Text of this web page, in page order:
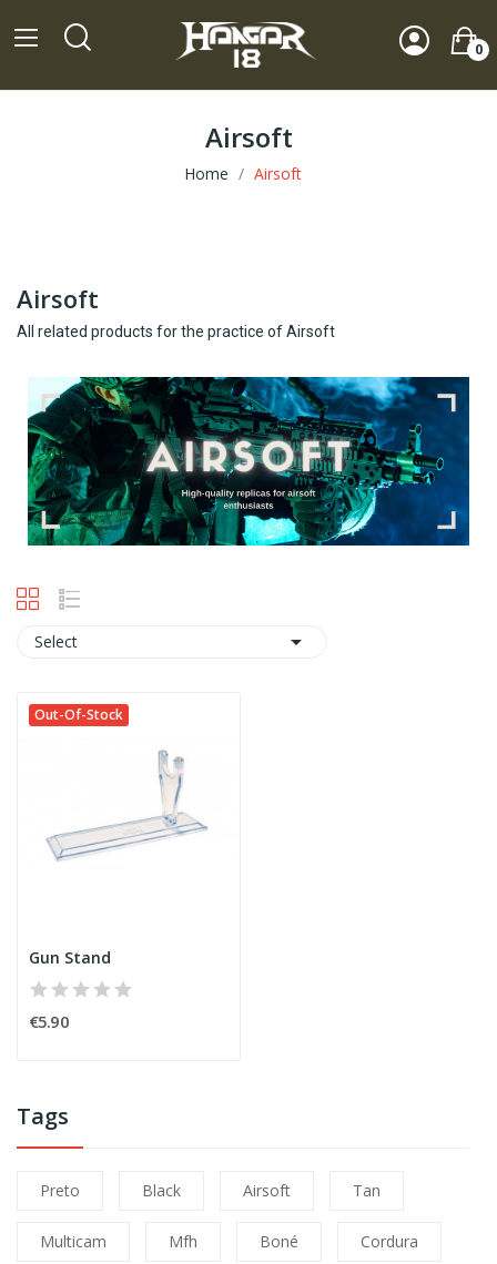
0
Airsoft
Home Airsoft
Tags
Preto Black Airsoft Tan
Multicam Mfh Boné Cordura
Airsoft
All related products for the practice of Airsoft
Select 
Out-Of-Stock
Gun Stand
€5.90